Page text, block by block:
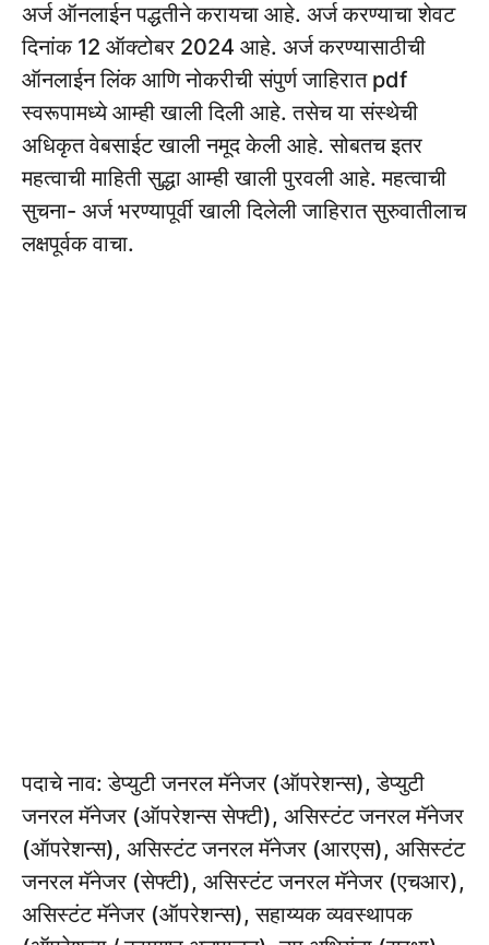
अर्ज ऑनलाईन पद्धतीने करायचा आहे. अर्ज करण्याचा शेवट
दिनांक 12 ऑक्टोबर 2024 आहे. अर्ज करण्यासाठीची
ऑनलाईन लिंक आणि नोकरीची संपुर्ण जाहिरात pdf
स्वरूपामध्ये आम्ही खाली दिली आहे. तसेच या संस्थेची
अधिकृत वेबसाईट खाली नमूद केली आहे. सोबतच इतर
महत्वाची माहिती सुद्धा आम्ही खाली पुरवली आहे. महत्वाची
सुचना- अर्ज भरण्यापूर्वी खाली दिलेली जाहिरात सुरुवातीलाच
लक्षपूर्वक वाचा.
पदाचे नाव: डेप्युटी जनरल मॅनेजर (ऑपरेशन्स), डेप्युटी
जनरल मॅनेजर (ऑपरेशन्स सेफ्टी), असिस्टंट जनरल मॅनेजर
(ऑपरेशन्स), असिस्टंट जनरल मॅनेजर (आरएस), असिस्टंट
जनरल मॅनेजर (सेफ्टी), असिस्टंट जनरल मॅनेजर (एचआर),
असिस्टंट मॅनेजर (ऑपरेशन्स), सहाय्यक व्यवस्थापक